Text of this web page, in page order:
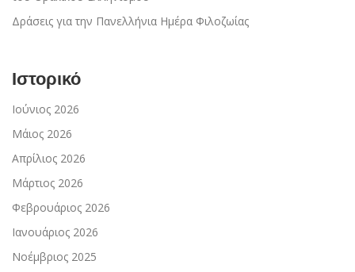
Δράσεις για την Πανελλήνια Ημέρα Φιλοζωίας
Ιστορικό
Ιούνιος 2026
Μάιος 2026
Απρίλιος 2026
Μάρτιος 2026
Φεβρουάριος 2026
Ιανουάριος 2026
Νοέμβριος 2025